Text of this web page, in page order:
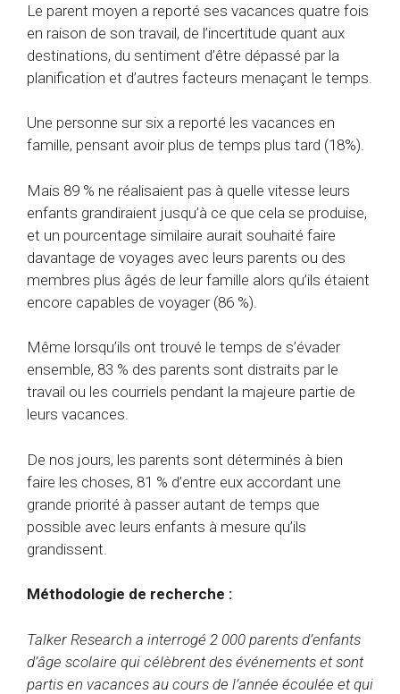
Le parent moyen a reporté ses vacances quatre fois
en raison de son travail, de l’incertitude quant aux
destinations, du sentiment d’être dépassé par la
planification et d’autres facteurs menaçant le temps.
Une personne sur six a reporté les vacances en
famille, pensant avoir plus de temps plus tard (18%).
Mais 89 % ne réalisaient pas à quelle vitesse leurs
enfants grandiraient jusqu’à ce que cela se produise,
et un pourcentage similaire aurait souhaité faire
davantage de voyages avec leurs parents ou des
membres plus âgés de leur famille alors qu’ils étaient
encore capables de voyager (86 %).
Même lorsqu’ils ont trouvé le temps de s’évader
ensemble, 83 % des parents sont distraits par le
travail ou les courriels pendant la majeure partie de
leurs vacances.
De nos jours, les parents sont déterminés à bien
faire les choses, 81 % d’entre eux accordant une
grande priorité à passer autant de temps que
possible avec leurs enfants à mesure qu’ils
grandissent.
Méthodologie de recherche :
Talker Research a interrogé 2 000 parents d’enfants
d’âge scolaire qui célèbrent des événements et sont
partis en vacances au cours de l’année écoulée et qui